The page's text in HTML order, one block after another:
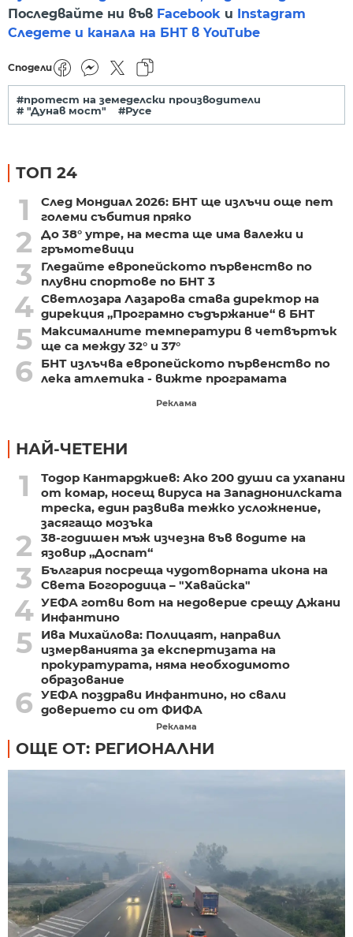
Последвайте ни във Facebook и Instagram
Следете и канала на БНТ в YouTube
Сподели
#протест на земеделски производители
# "Дунав мост"
#Русе
ТОП 24
1
След Мондиал 2026: БНТ ще излъчи още пет
големи събития пряко
2
До 38° утре, на места ще има валежи и
гръмотевици
3
Гледайте европейското първенство по
плувни спортове по БНТ 3
4 Светлозара Лазарова става директор на
дирекция „Програмно съдържание“ в БНТ
5
Максималните температури в четвъртък
ще са между 32° и 37°
6
БНТ излъчва европейското първенство по
лека атлетика - вижте програмата
Реклама
НАЙ-ЧЕТЕНИ
1
Тодор Кантарджиев: Ако 200 души са ухапани
от комар, носещ вируса на Западнонилската
треска, един развива тежко усложнение,
засягащо мозъка
2
38-годишен мъж изчезна във водите на
язовир „Доспат“
3
България посреща чудотворната икона на
Света Богородица – "Хавайска"
4 УЕФА готви вот на недоверие срещу Джани
Инфантино
5
Ива Михайлова: Полицаят, направил
измерванията за експертизата на
прокуратурата, няма необходимото
образование
6 УЕФА поздрави Инфантино, но свали
доверието си от ФИФА
Реклама
ОЩЕ ОТ: РЕГИОНАЛНИ